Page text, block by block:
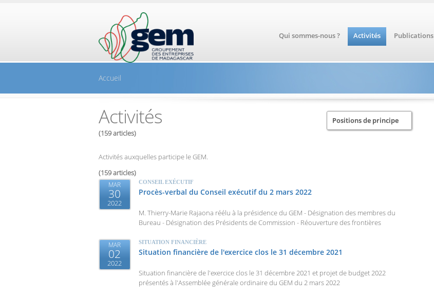
Qui sommes-nous ? Activités Publications
Accueil
Positions de principe
Groupements
Activités
(159 articles)
Activités auxquelles participe le GEM.
(159 articles)
MAR
30
2022
CONSEIL EXÉCUTIF
Procès-verbal du Conseil exécutif du 2 mars 2022
M. Thierry-Marie Rajaona réélu à la présidence du GEM - Désignation des membres du
Bureau - Désignation des Présidents de Commission - Réouverture des frontières
MAR
02
2022
SITUATION FINANCIÈRE
Situation financière de l'exercice clos le 31 décembre 2021
Situation financière de l'exercice clos le 31 décembre 2021 et projet de budget 2022
présentés à l'Assemblée générale ordinaire du GEM du 2 mars 2022